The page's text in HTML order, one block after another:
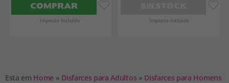
COMPRAR
Imposto Incluído Imposto Incluído
Esta em Home » Disfarces para Adultos » Disfarces para Homens